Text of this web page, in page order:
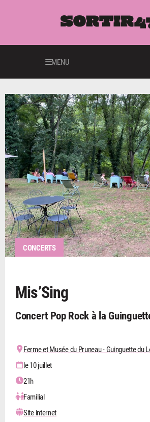
MENU
CONCERTS
Mis’Sing
Concert Pop Rock à la
Ferme et Musée du Pruneau - Guinguette du
le 10 juillet
21h
Familial
Site internet